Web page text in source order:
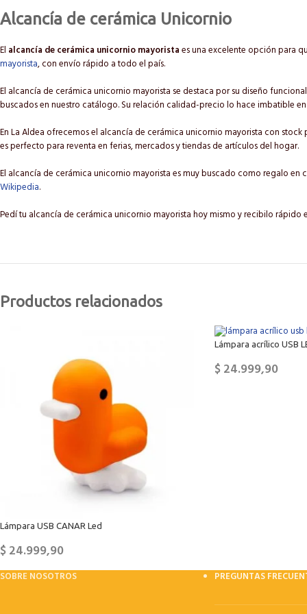
Alcancía de cerámica Unicornio
El alcancía de cerámica unicornio mayoristaes una excelente opción para
mayorista, con envío rápido a todo el país.
El alcancía de cerámica unicornio mayorista se destaca por su diseño
buscados en nuestro catálogo. Su relación calidad-precio lo hace imbatible
En La Aldea ofrecemos el alcancía de cerámica unicornio mayorista con
es perfecto para reventa en ferias, mercados y tiendas de artículos del hogar.
El alcancía de cerámica unicornio mayorista es muy buscado como regalo
Wikipedia.
Pedí tu alcancía de cerámica unicornio mayorista hoy mismo y recibilo
Productos relacionados
Lámpara USB CANAR Led
$24.999,90
Lámpara acrílico USB
$24.999,90
SOBRE NOSOTROS PREGUNTAS